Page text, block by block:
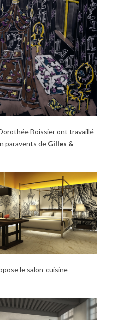
Boissier ont travaillé
paravents de Gilles &
le salon-cuisine